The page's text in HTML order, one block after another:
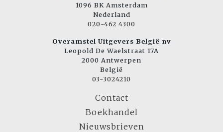
1096 BK Amsterdam
Nederland
020-462 4300
Overamstel Uitgevers België nv
Leopold De Waelstraat 17A
2000 Antwerpen
België
03-3024210
Contact
Boekhandel
Nieuwsbrieven